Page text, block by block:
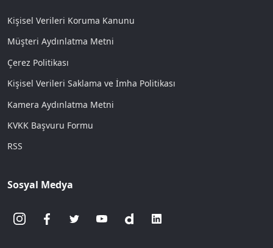
Kişisel Verileri Koruma Kanunu
Müşteri Aydınlatma Metni
Çerez Politikası
Kişisel Verileri Saklama ve İmha Politikası
Kamera Aydınlatma Metni
KVKK Başvuru Formu
RSS
Sosyal Medya